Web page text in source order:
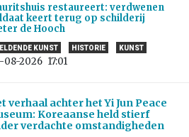
restaureert: verdwenen
keert terug op schilderij
de Hooch
KUNST HISTORIE KUNST
08-2026 17:01
verhaal achter het Yi Jun Peace
Koreaanse held stierf
verdachte omstandigheden